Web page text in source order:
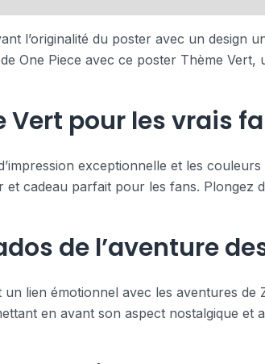
l’originalité du poster avec un design
One Piece avec ce poster Thème
Vert pour les vrais
exceptionnelle et les
cadeau parfait pour les fans. Plongez
de l’aventure
lien émotionnel avec les aventures de
en avant son aspect nostalgique et